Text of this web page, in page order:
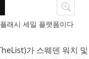
래시 세일 플랫폼이다
가 스웨덴 워치 및